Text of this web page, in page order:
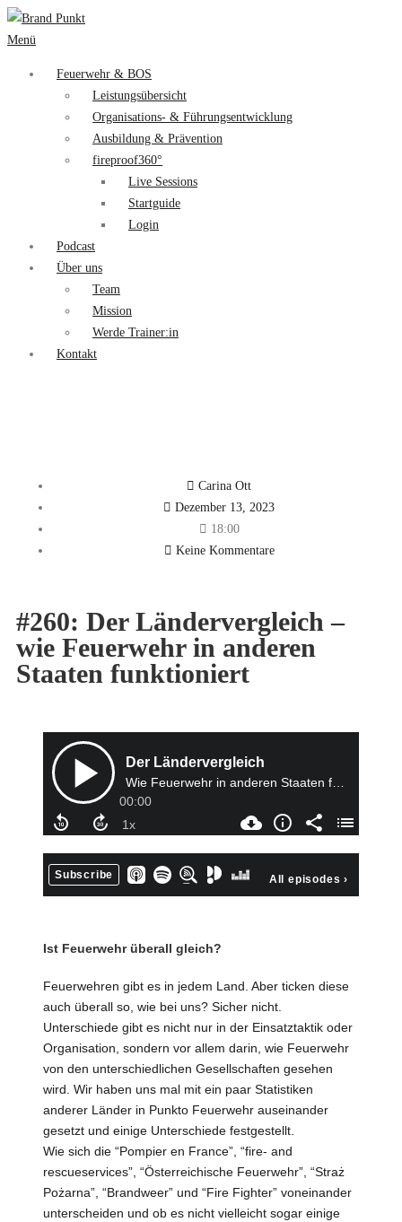
Menü
Feuerwehr & BOS
Leistungsübersicht
Organisations- & Führungsentwicklung
Ausbildung & Prävention
fireproof360°
Live Sessions
Startguide
Login
Podcast
Über uns
Team
Mission
Werde Trainer:in
Kontakt
Carina Ott
Dezember 13, 2023
18:00
Keine Kommentare
#260: Der Ländervergleich –
wie Feuerwehr in anderen
Staaten funktioniert
Ist Feuerwehr überall gleich?
Feuerwehren gibt es in jedem Land. Aber ticken diese
auch überall so, wie bei uns? Sicher nicht.
Unterschiede gibt es nicht nur in der Einsatztaktik oder
Organisation, sondern vor allem darin, wie Feuerwehr
von den unterschiedlichen Gesellschaften gesehen
wird. Wir haben uns mal mit ein paar Statistiken
anderer Länder in Punkto Feuerwehr auseinander
gesetzt und einige Unterschiede festgestellt.
Wie sich die “Pompier en France”, “fire- and
rescueservices”, “Österreichische Feuerwehr”, “Straż
Pożarna”, “Brandweer” und “Fire Fighter” voneinander
unterscheiden und ob es nicht vielleicht sogar einige